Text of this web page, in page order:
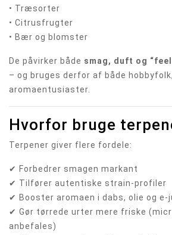
• Træsorter
• Citrusfrugter
• Bær og blomster
De påvirker både smag, duft og
– og bruges derfor af både
aromaentusiaster.
Hvorfor bruge
Terpener giver flere fordele:
✔ Forbedrer smagen markant
✔ Tilfører autentiske strain-profiler
✔ Booster aromaen i dabs, olie og e-
✔ Gør tørrede urter mere friske
anbefales)